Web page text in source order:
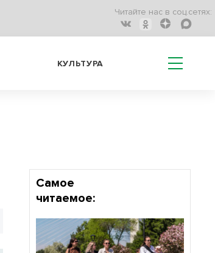
Читайте нас в соц.сетях:
КУЛЬТУРА
Самое
читаемое: